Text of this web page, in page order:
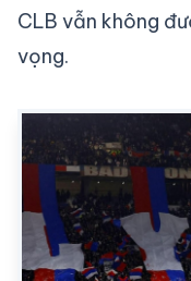
CLB vẫn không
vọng.